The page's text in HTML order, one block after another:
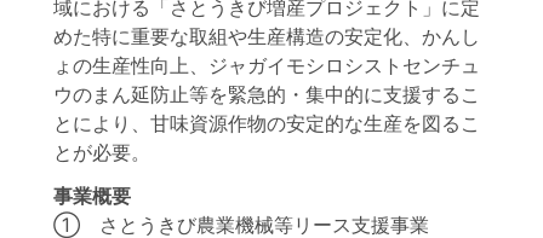
域における「さとうきび増産プロジェクト」に定
めた特に重要な取組や生産構造の安定化、かんし
ょの生産性向上、ジャガイモシロシストセンチュ
ウのまん延防止等を緊急的・集中的に支援するこ
とにより、甘味資源作物の安定的な生産を図るこ
とが必要。
事業概要
① さとうきび農業機械等リース支援事業